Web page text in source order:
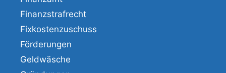
Finanzstrafrecht
Fixkostenzuschuss
Förderungen
Geldwäsche